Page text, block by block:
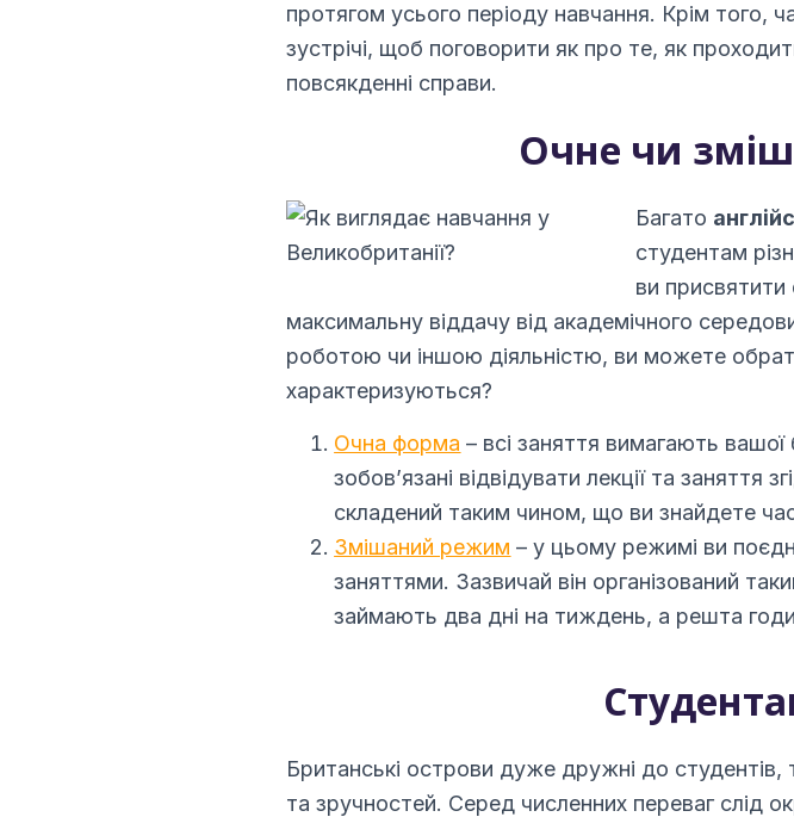
протягом усього періоду навчання. Крім того,
зустрічі, щоб поговорити як про те, як
повсякденні справи.
Очне чи
Багато
студентам
ви
максимальну віддачу від академічного
роботою чи іншою діяльністю, ви можете
характеризуються?
Очна форма – всі заняття вимагають
зобов’язані відвідувати лекції та
складений таким чином, що ви знайдете час
Змішаний режим – у цьому режимі ви
заняттями. Зазвичай він організований
займають два дні на тиждень, а решта
Британські острови дуже дружні до
та зручностей. Серед численних переваг слід